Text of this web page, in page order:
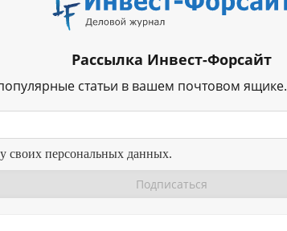
Рассылка Инвест-Форсайт
статьи в вашем почтовом ящике.
своих персональных данных.